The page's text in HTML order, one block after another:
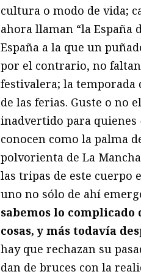
cultura o modo de vida;
ahora llaman “la España
España a la que un
por el contrario, no
festivalera; la temporada
de las ferias. Guste o no
inadvertido para
conocen como la palma
polvorienta de La
las tripas de este cuerpo
uno no sólo de ahí
sabemos lo
cosas, y más todavía
hay que rechazan su
dan de bruces con la